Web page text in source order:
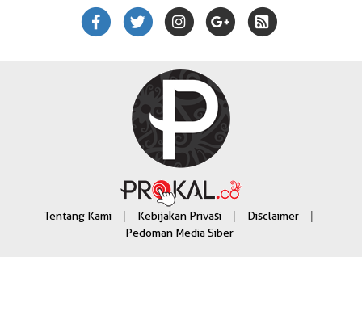
Tentang Kami | Kebijakan Privasi | Disclaimer |
Pedoman Media Siber